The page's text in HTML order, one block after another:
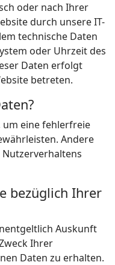
oder nach Ihrer
durch unsere IT-
technische Daten
oder Uhrzeit des
Daten erfolgt
betreten.
um eine fehlerfreie
Andere
bezüglich Ihrer
Auskunft
Ihrer
Daten zu erhalten.